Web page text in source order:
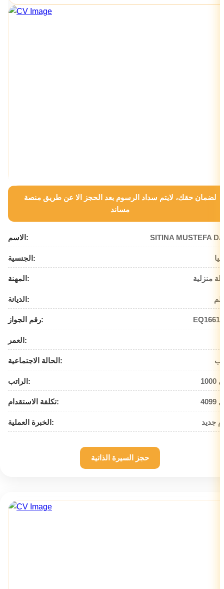
لضمان حقك، لايتم سداد الرسوم بعد الحجز الا عن طريق منصة
مساند
الاسم: SITINA MUSTEFA
الجنسية:
المهنة: منزلية
الديانة:
رقم الجواز:
العمر:
الحالة الاجتماعية:
الراتب:
تكلفة الاستقدام:
الخبرة العملية: جديد
حجز السيرة الذاتية